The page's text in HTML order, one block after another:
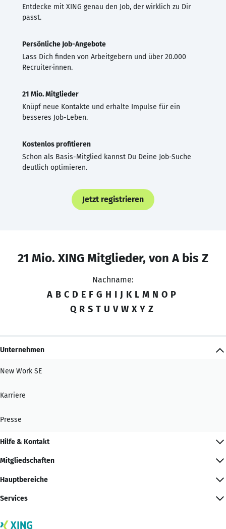
Entdecke mit XING genau den Job, der wirklich zu Dir
passt.
Persönliche Job-Angebote
Lass Dich finden von Arbeitgebern und über 20.000
Recruiter·innen.
21 Mio. Mitglieder
Knüpf neue Kontakte und erhalte Impulse für ein
besseres Job-Leben.
Kostenlos profitieren
Schon als Basis-Mitglied kannst Du Deine Job-Suche
deutlich optimieren.
Jetzt registrieren
21 Mio. XING Mitglieder, von A bis Z
Nachname:
A B C D E F G H I J K L M N O P
Q R S T U V W X Y Z
Unternehmen
New Work SE
Karriere
Presse
Hilfe & Kontakt
Mitgliedschaften
Hauptbereiche
Services